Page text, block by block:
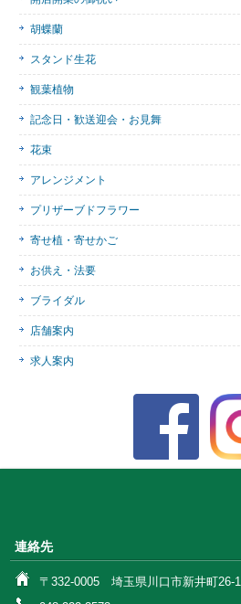
胡蝶蘭
スタンド生花
観葉植物
記念日・歓送迎会・お見舞
花束
アレンジメント
プリザーブドフラワー
寄せ植・寄せかご
お供え・法要
ブライダル
店舗案内
求人案内
連絡先
〒332-0005 埼玉県川口市新井町26-